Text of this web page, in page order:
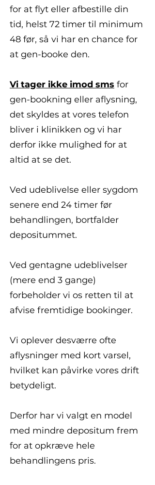
for at flyt eller afbestille din
tid, helst 72 timer til minimum
48 før, så vi har en chance for
at gen-booke den.
Vi tager ikke imod sms for
gen-bookning eller aflysning,
det skyldes at vores telefon
bliver i klinikken og vi har
derfor ikke mulighed for at
altid at se det.
Ved udeblivelse eller sygdom
senere end 24 timer før
behandlingen, bortfalder
depositummet.
Ved gentagne udeblivelser
(mere end 3 gange)
forbeholder vi os retten til at
afvise fremtidige bookinger.
Vi oplever desværre ofte
aflysninger med kort varsel,
hvilket kan påvirke vores drift
betydeligt.
Derfor har vi valgt en model
med mindre depositum frem
for at opkræve hele
behandlingens pris.